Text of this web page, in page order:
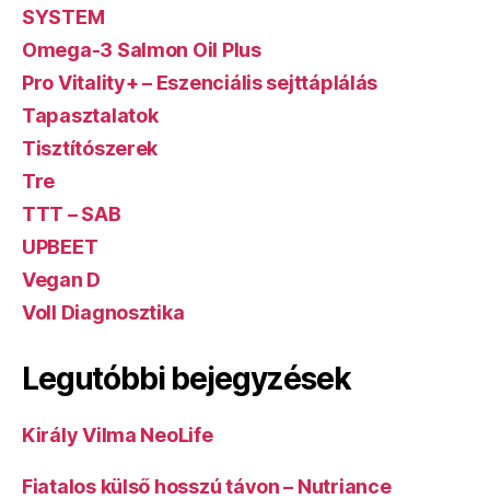
SYSTEM
Omega-3 Salmon Oil Plus
Pro Vitality+ – Eszenciális sejttáplálás
Tapasztalatok
Tisztítószerek
Tre
TTT – SAB
UPBEET
Vegan D
Voll Diagnosztika
Legutóbbi bejegyzések
Király Vilma NeoLife
Fiatalos külső hosszú távon – Nutriance